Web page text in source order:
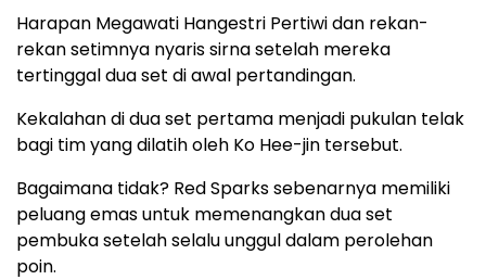
Harapan Megawati Hangestri Pertiwi dan rekan-
rekan setimnya nyaris sirna setelah mereka
tertinggal dua set di awal pertandingan.
Kekalahan di dua set pertama menjadi pukulan telak
bagi tim yang dilatih oleh Ko Hee-jin tersebut.
Bagaimana tidak? Red Sparks sebenarnya memiliki
peluang emas untuk memenangkan dua set
pembuka setelah selalu unggul dalam perolehan
poin.